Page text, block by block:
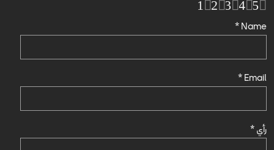
رأي*
Name
*
Email
*
5
4
3
2
1